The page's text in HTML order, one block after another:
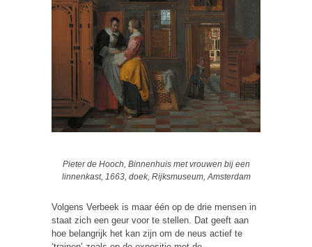
Pieter de Hooch, Binnenhuis met vrouwen bij een
linnenkast, 1663, doek, Rijksmuseum, Amsterdam
Volgens Verbeek is maar één op de drie mensen in
staat zich een geur voor te stellen. Dat geeft aan
hoe belangrijk het kan zijn om de neus actief te